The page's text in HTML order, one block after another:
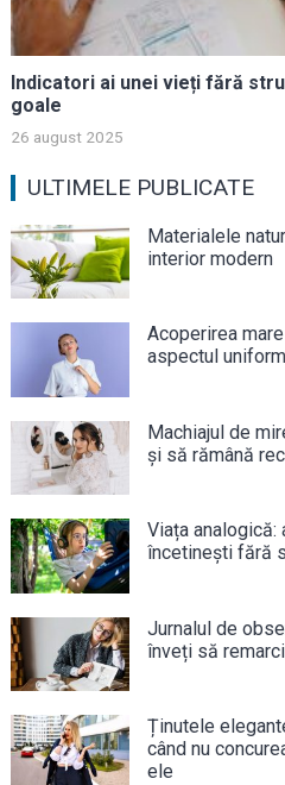
Indicatori ai unei vieți fără
goale
26 august 2025
ULTIMELE PUBLICATE
Materialele
interior modern
Acoperirea
aspectul uniform
Machiajul de
și să rămână
Viața
încetinești fără
Jurnalul de
înveți să
Ținutele
când nu
ele